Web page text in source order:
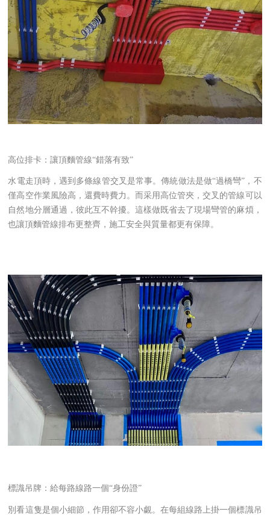
高位排卡：讓頂麵管線“錯落有致”
水電走頂時，遇到多條線管交叉是常事。傳統做法是做“過橋彎”，不
僅高空作業風險高，還費時費力。而采用高位管夾，交叉的管線可以
自然地分層通過，彼此互不幹擾。這樣做既省去了現場彎管的麻煩，
也讓頂麵管線排布更整齊，施工安全與質量都更有保障。
標識吊牌：給每路線路一個“身份證”
別看這隻是個小細節，作用卻不容小覷。在每組線路上掛一個標識吊